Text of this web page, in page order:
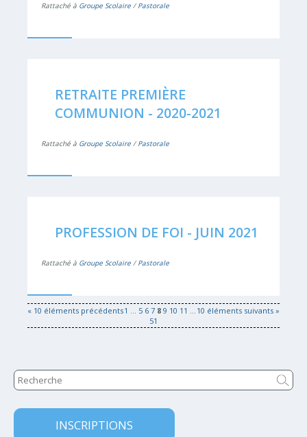
Rattaché à Groupe Scolaire / Pastorale
RETRAITE PREMIÈRE
COMMUNION - 2020-2021
Rattaché à Groupe Scolaire / Pastorale
PROFESSION DE FOI - JUIN 2021
Rattaché à Groupe Scolaire / Pastorale
« 10 éléments précédents 10 éléments suivants »
1 ... 5 6 7 8 9 10 11 ...
51
INSCRIPTIONS